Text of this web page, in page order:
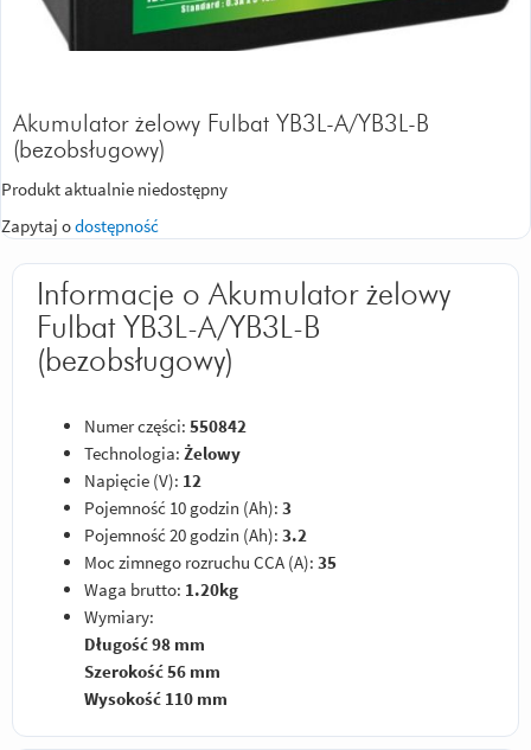
Akumulator żelowy Fulbat YB3L-A/YB3L-B
(bezobsługowy)
Produkt aktualnie niedostępny
Zapytaj odostępność
Informacje o Akumulator żelowy
Fulbat YB3L-A/YB3L-B
(bezobsługowy)
Numer części: 550842
Technologia: Żelowy
Napięcie (V): 12
Pojemność 10 godzin (Ah): 3
Pojemność 20 godzin (Ah): 3.2
Moc zimnego rozruchu CCA (A): 35
Waga brutto: 1.20kg
Wymiary:
Długość 98 mm
Szerokość 56 mm
Wysokość 110 mm